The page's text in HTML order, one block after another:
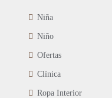
Niña
Niño
Ofertas
Clínica
Ropa Interior